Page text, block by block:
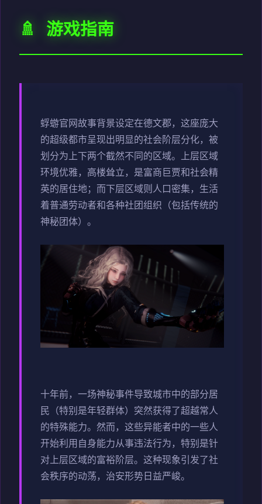
🚿 游戏指南
蜉蝣官网故事背景设定在德文郡，这座庞大
的超级都市呈现出明显的社会阶层分化，被
划分为上下两个截然不同的区域。上层区域
环境优雅，高楼耸立，是富商巨贾和社会精
英的居住地；而下层区域则人口密集，生活
着普通劳动者和各种社团组织（包括传统的
神秘团体）。
十年前，一场神秘事件导致城市中的部分居
民（特别是年轻群体）突然获得了超越常人
的特殊能力。然而，这些异能者中的一些人
开始利用自身能力从事违法行为，特别是针
对上层区域的富裕阶层。这种现象引发了社
会秩序的动荡，治安形势日益严峻。